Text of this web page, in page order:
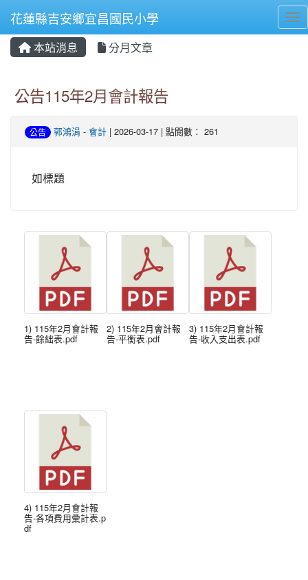
花蓮縣吉安鄉宜昌國民小學
本站消息 分月文章
公告115年2月會計報告
公告 郭鴻涓 - 會計 | 2026-03-17 | 點閱數： 261
如標題
1) 115年2月會計報
告-餘絀表.pdf
2) 115年2月會計報
告-平衡表.pdf
3) 115年2月會計報
告-收入支出表.pdf
4) 115年2月會計報
告-各項費用彙計表.p
df